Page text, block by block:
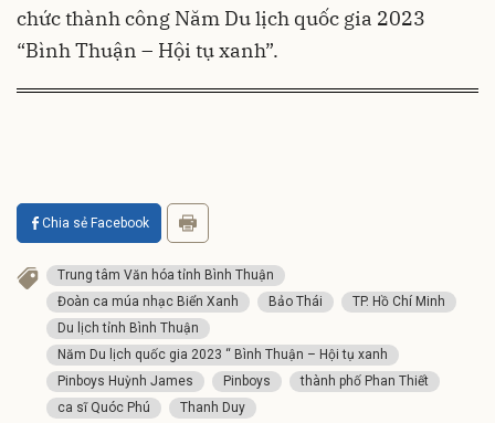
chức thành công Năm Du lịch quốc gia 2023
“Bình Thuận – Hội tụ xanh”.
Chia sẻ Facebook
Trung tâm Văn hóa tỉnh Bình Thuận
Đoàn ca múa nhạc Biển Xanh
Bảo Thái
TP. Hồ Chí Minh
Du lịch tỉnh Bình Thuận
Năm Du lịch quốc gia 2023 “ Bình Thuận – Hội tụ xanh
Pinboys Huỳnh James
Pinboys
thành phố Phan Thiết
ca sĩ Quóc Phú
Thanh Duy